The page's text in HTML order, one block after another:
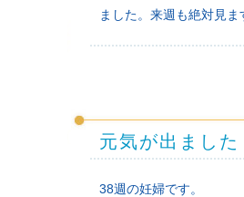
ました。来週も絶対見ま
元気が出ました
38週の妊婦です。